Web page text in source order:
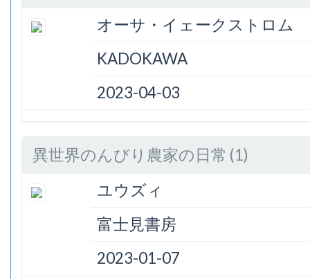
オーサ・イェークストロム
KADOKAWA
2023-04-03
異世界のんびり農家の日常 (1)
ユウズィ
富士見書房
2023-01-07